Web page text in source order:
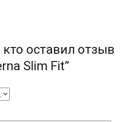
оставил отзыв
Slim Fit”